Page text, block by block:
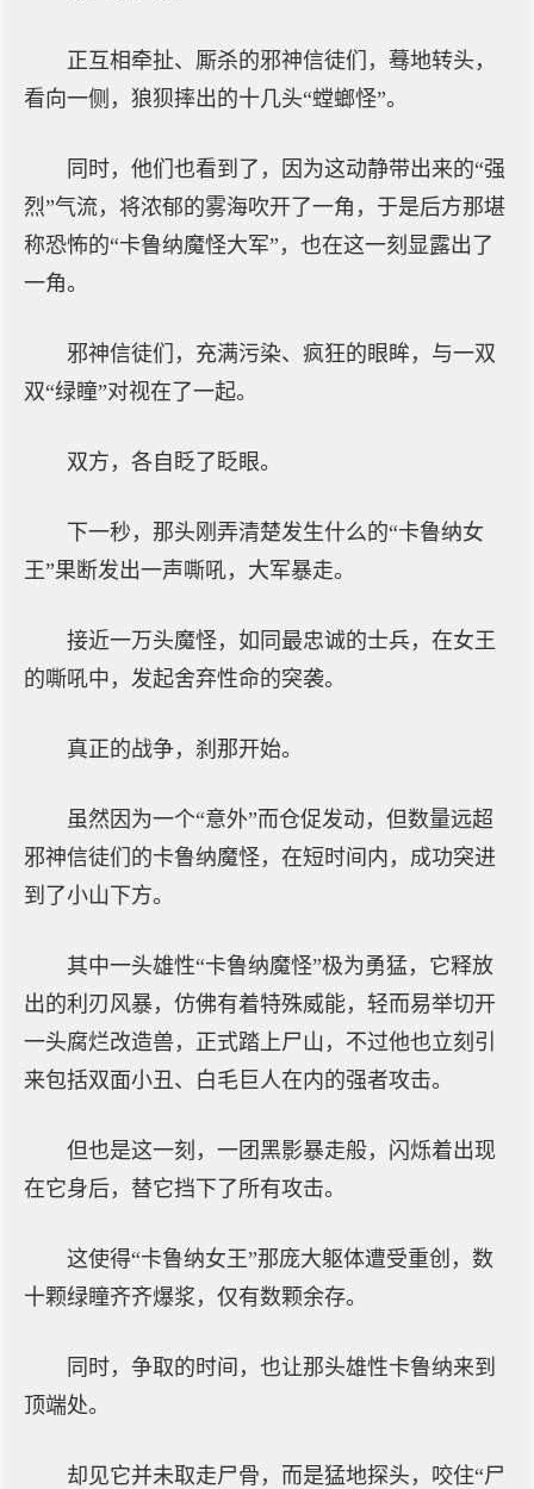
正互相牵扯、厮杀的邪神信徒们，蓦地转头，
看向一侧，狼狈摔出的十几头“螳螂怪”。
同时，他们也看到了，因为这动静带出来的“强
烈”气流，将浓郁的雾海吹开了一角，于是后方那堪
称恐怖的“卡鲁纳魔怪大军”，也在这一刻显露出了
一角。
邪神信徒们，充满污染、疯狂的眼眸，与一双
双“绿瞳”对视在了一起。
双方，各自眨了眨眼。
下一秒，那头刚弄清楚发生什么的“卡鲁纳女
王”果断发出一声嘶吼，大军暴走。
接近一万头魔怪，如同最忠诚的士兵，在女王
的嘶吼中，发起舍弃性命的突袭。
真正的战争，刹那开始。
虽然因为一个“意外”而仓促发动，但数量远超
邪神信徒们的卡鲁纳魔怪，在短时间内，成功突进
到了小山下方。
其中一头雄性“卡鲁纳魔怪”极为勇猛，它释放
出的利刃风暴，仿佛有着特殊威能，轻而易举切开
一头腐烂改造兽，正式踏上尸山，不过他也立刻引
来包括双面小丑、白毛巨人在内的强者攻击。
但也是这一刻，一团黑影暴走般，闪烁着出现
在它身后，替它挡下了所有攻击。
这使得“卡鲁纳女王”那庞大躯体遭受重创，数
十颗绿瞳齐齐爆浆，仅有数颗余存。
同时，争取的时间，也让那头雄性卡鲁纳来到
顶端处。
却见它并未取走尸骨，而是猛地探头，咬住“尸